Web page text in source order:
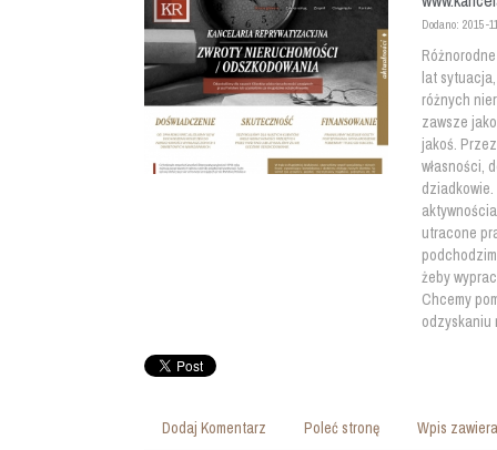
Dodano: 2015-
lat
różnych
zawsze
jakoś.
własności,
utracone
żeby
Chcemy
odzyskaniu
Dodaj Komentarz Poleć stronę Wpis